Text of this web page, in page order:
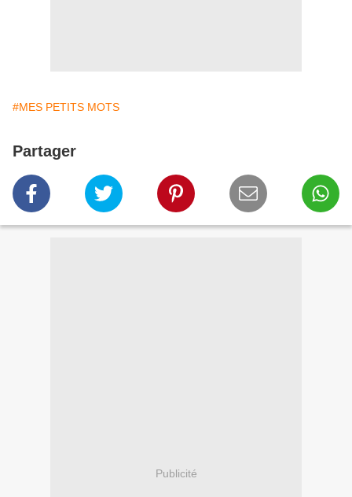
#MES PETITS MOTS
Partager
Publicité